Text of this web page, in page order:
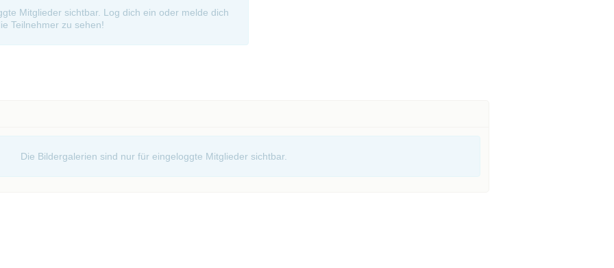
90 min mit Vortrag und Kurzeinspielungen und oft
Mitglieder sichtbar. Log dich ein oder melde dich
Teilnehmer zu sehen!
Die Bildergalerien sind nur für eingeloggte Mitglieder sichtbar.